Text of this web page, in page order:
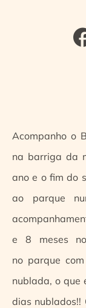
Acompanho o
na barriga da
ano e o fim do
ao parque
e 8 meses
no parque
nublada, o que
dias